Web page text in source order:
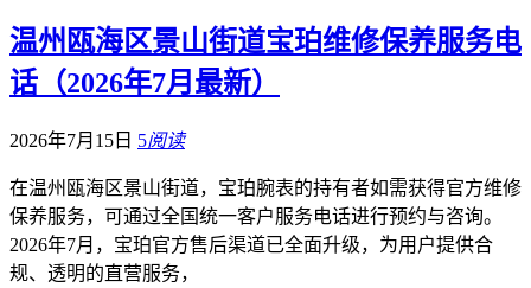
温州瓯海区景山街道宝珀维修保养服务电
话（2026年7月最新）
2026年7月15日 5阅读
在温州瓯海区景山街道，宝珀腕表的持有者如需获得官方维修
保养服务，可通过全国统一客户服务电话进行预约与咨询。
2026年7月，宝珀官方售后渠道已全面升级，为用户提供合
规、透明的直营服务，